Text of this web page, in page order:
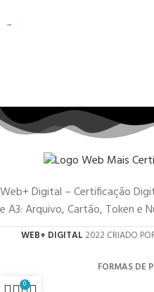
Web+ Digital – Certificação
e A3: Arquivo, Cartão, Token e
WEB+ DIGITAL 2022 CRIADO
FORMAS DE
0